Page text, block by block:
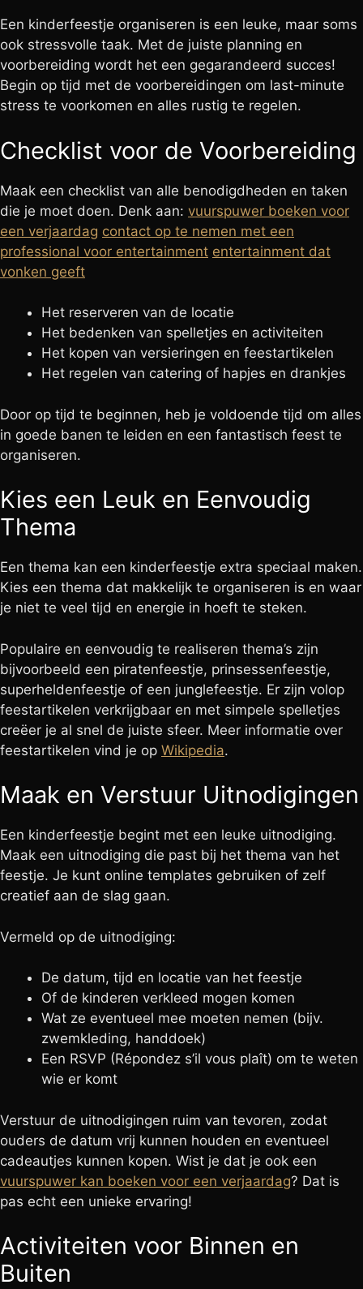
Een kinderfeestje organiseren is een leuke, maar soms
ook stressvolle taak. Met de juiste planning en
voorbereiding wordt het een gegarandeerd succes!
Begin op tijd met de voorbereidingen om last-minute
stress te voorkomen en alles rustig te regelen.
Checklist voor de Voorbereiding
Maak een checklist van alle benodigdheden en taken
die je moet doen. Denk aan: vuurspuwer boeken voor
een verjaardag contact op te nemen met een
professional voor entertainment entertainment dat
vonken geeft
Het reserveren van de locatie
Het bedenken van spelletjes en activiteiten
Het kopen van versieringen en feestartikelen
Het regelen van catering of hapjes en drankjes
Door op tijd te beginnen, heb je voldoende tijd om alles
in goede banen te leiden en een fantastisch feest te
organiseren.
Kies een Leuk en Eenvoudig
Thema
Een thema kan een kinderfeestje extra speciaal maken.
Kies een thema dat makkelijk te organiseren is en waar
je niet te veel tijd en energie in hoeft te steken.
Populaire en eenvoudig te realiseren thema’s zijn
bijvoorbeeld een piratenfeestje, prinsessenfeestje,
superheldenfeestje of een junglefeestje. Er zijn volop
feestartikelen verkrijgbaar en met simpele spelletjes
creëer je al snel de juiste sfeer. Meer informatie over
feestartikelen vind je op Wikipedia.
Maak en Verstuur Uitnodigingen
Een kinderfeestje begint met een leuke uitnodiging.
Maak een uitnodiging die past bij het thema van het
feestje. Je kunt online templates gebruiken of zelf
creatief aan de slag gaan.
Vermeld op de uitnodiging:
De datum, tijd en locatie van het feestje
Of de kinderen verkleed mogen komen
Wat ze eventueel mee moeten nemen (bijv.
zwemkleding, handdoek)
Een RSVP (Répondez s’il vous plaît) om te weten
wie er komt
Verstuur de uitnodigingen ruim van tevoren, zodat
ouders de datum vrij kunnen houden en eventueel
cadeautjes kunnen kopen. Wist je dat je ook een
vuurspuwer kan boeken voor een verjaardag? Dat is
pas echt een unieke ervaring!
Activiteiten voor Binnen en
Buiten